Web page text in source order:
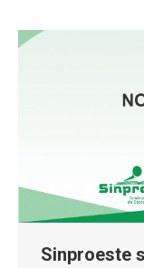
Sinproeste